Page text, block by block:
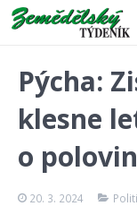
Komentář
E-shop
Pýcha:
klesne
o
20. 3. 2024